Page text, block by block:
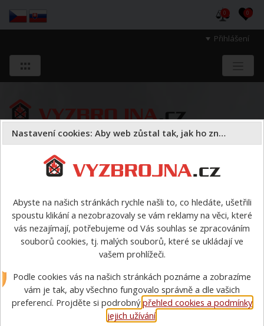
Přihlášení
0 0
a majetek druhých.
Požární sport vybavení pro PS podle disciplín TFA
TFA
Doporučujeme
Názvu zboží
Názvu zboží
Nastavení cookies: Aby web zůstal tak, jak ho znáte
Abyste na našich stránkách rychle našli to, co hledáte, ušetřili
spoustu klikání a nezobrazovaly se vám reklamy na věci, které
vás nezajímají, potřebujeme od Vás souhlas se zpracováním
souborů cookies, tj. malých souborů, které se ukládají ve
vašem prohlížeči.
Podle cookies vás na našich stránkách poznáme a zobrazíme
vám je tak, aby všechno fungovalo správně a dle vašich
preferencí. Projděte si podrobnýpřehled cookies a podmínky
jejich užívání.